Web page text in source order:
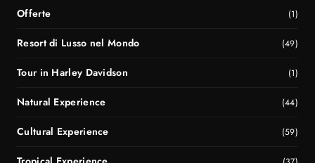
Offerte (1)
Resort di Lusso nel Mondo (49)
Tour in Harley Davidson (1)
Natural Experience (44)
Cultural Experience (59)